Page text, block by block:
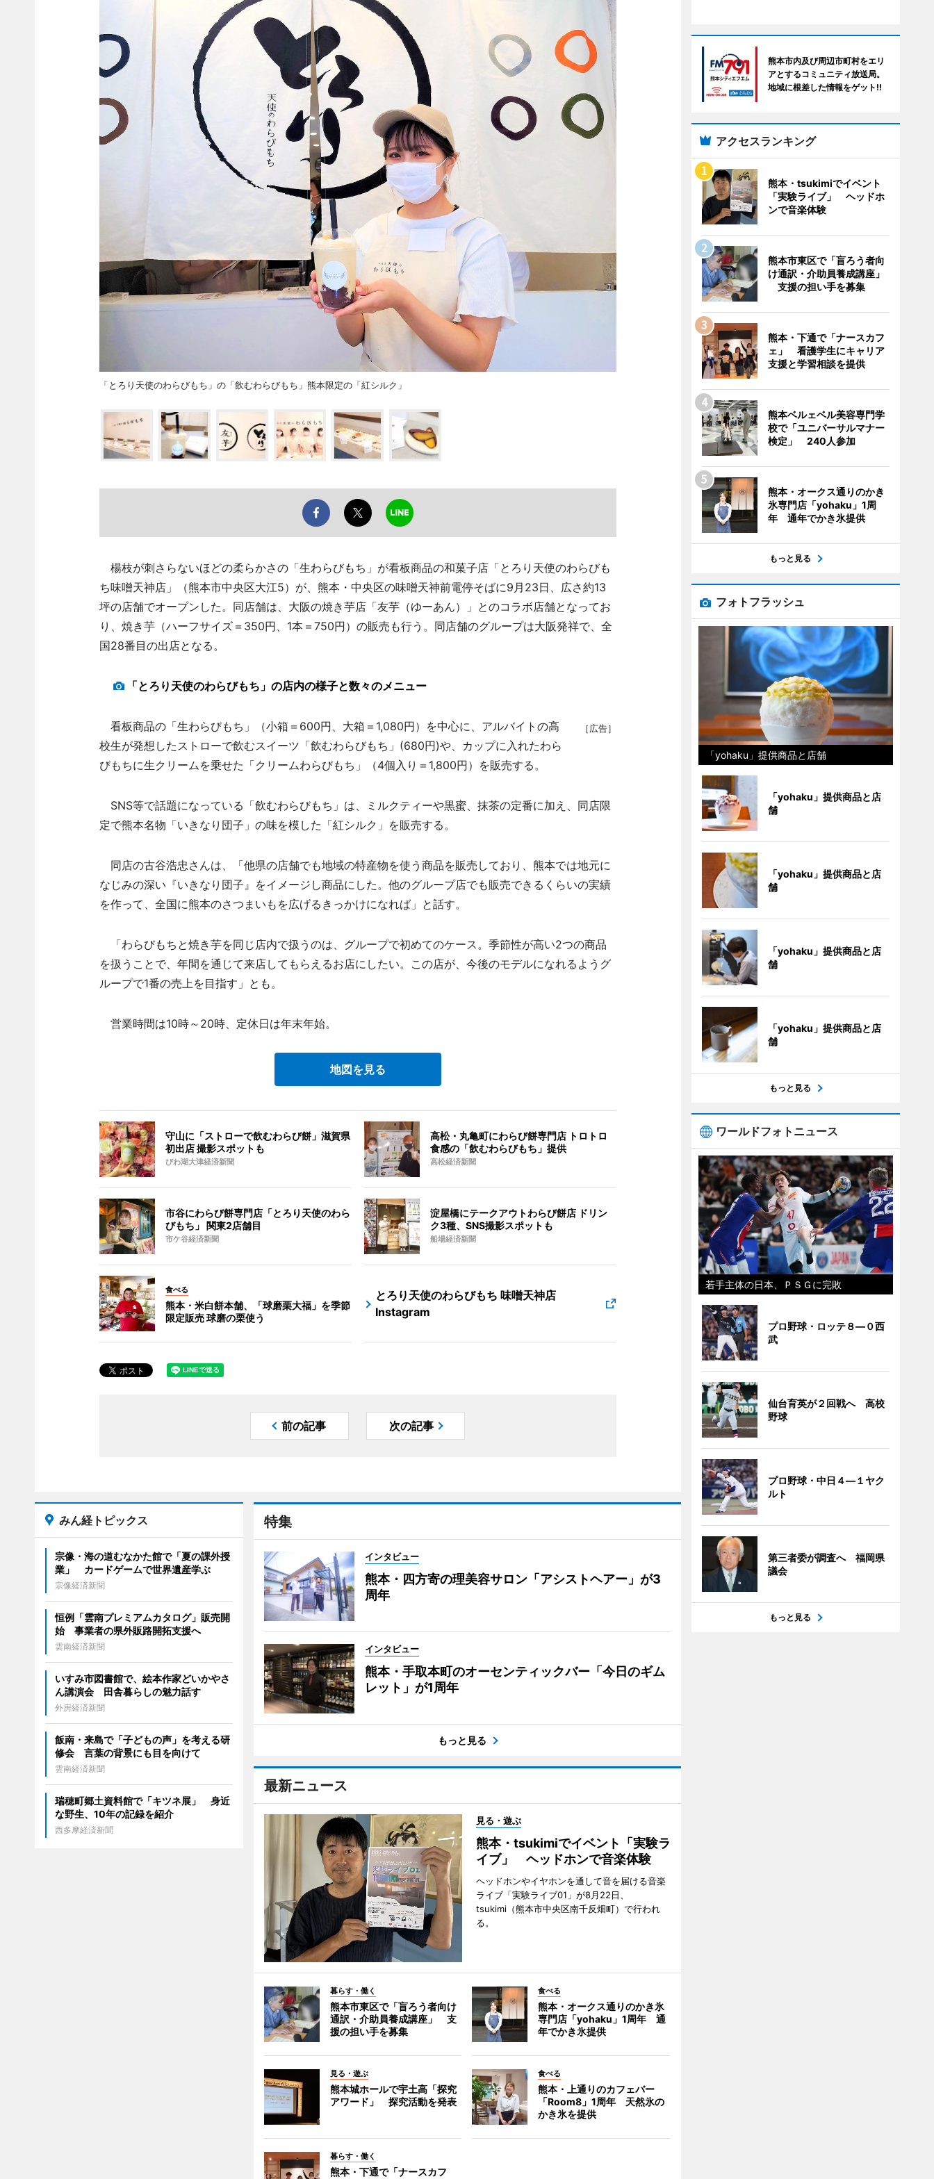
「とろり天使のわらびもち」の「飲むわらびもち」熊本限定の「紅シルク」
楊枝が刺さらないほどの柔らかさの「生わらびもち」が看板商品の和菓子店「とろり天使のわらびも
ち味噌天神店」（熊本市中央区大江5）が、熊本・中央区の味噌天神前電停そばに9月23日、広さ約13
坪の店舗でオープンした。同店舗は、大阪の焼き芋店「友芋（ゆーあん）」とのコラボ店舗となってお
り、焼き芋（ハーフサイズ＝350円、1本＝750円）の販売も行う。同店舗のグループは大阪発祥で、全
国28番目の出店となる。
「とろり天使のわらびもち」の店内の様子と数々のメニュー
［広告］
看板商品の「生わらびもち」（小箱＝600円、大箱＝1,080円）を中心に、アルバイトの高
校生が発想したストローで飲むスイーツ「飲むわらびもち」(680円)や、カップに入れたわら
びもちに生クリームを乗せた「クリームわらびもち」（4個入り＝1,800円）を販売する。
SNS等で話題になっている「飲むわらびもち」は、ミルクティーや黒蜜、抹茶の定番に加え、同店限
定で熊本名物「いきなり団子」の味を模した「紅シルク」を販売する。
同店の古谷浩忠さんは、「他県の店舗でも地域の特産物を使う商品を販売しており、熊本では地元に
なじみの深い『いきなり団子』をイメージし商品にした。他のグループ店でも販売できるくらいの実績
を作って、全国に熊本のさつまいもを広げるきっかけになれば」と話す。
「わらびもちと焼き芋を同じ店内で扱うのは、グループで初めてのケース。季節性が高い2つの商品
を扱うことで、年間を通じて来店してもらえるお店にしたい。この店が、今後のモデルになれるようグ
ループで1番の売上を目指す」とも。
営業時間は10時～20時、定休日は年末年始。
地図を見る
守山に「ストローで飲むわらび餅」滋賀県
初出店 撮影スポットも
びわ湖大津経済新聞
高松・丸亀町にわらび餅専門店 トロトロ
食感の「飲むわらびもち」提供
高松経済新聞
市谷にわらび餅専門店「とろり天使のわら
びもち」 関東2店舗目
市ケ谷経済新聞
淀屋橋にテークアウトわらび餅店 ドリン
ク3種、SNS撮影スポットも
船場経済新聞
食べる
熊本・米白餅本舗、「球磨栗大福」を季節
限定販売 球磨の栗使う
とろり天使のわらびもち 味噌天神店
Instagram
前の記事 次の記事
特集
インタビュー
熊本・四方寄の理美容サロン「アシストヘアー」が3
周年
インタビュー
熊本・手取本町のオーセンティックバー「今日のギム
レット」が1周年
もっと見る
最新ニュース
見る・遊ぶ
熊本・tsukimiでイベント「実験ラ
イブ」 ヘッドホンで音楽体験
ヘッドホンやイヤホンを通して音を届ける音楽
ライブ「実験ライブ01」が8月22日、
tsukimi（熊本市中央区南千反畑町）で行われ
る。
暮らす・働く
熊本市東区で「盲ろう者向け
通訳・介助員養成講座」 支
援の担い手を募集
食べる
熊本・オークス通りのかき氷
専門店「yohaku」1周年 通
年でかき氷提供
見る・遊ぶ
熊本城ホールで宇土高「探究
アワード」 探究活動を発表
食べる
熊本・上通りのカフェバー
「Room8」1周年 天然氷の
かき氷を提供
暮らす・働く
熊本・下通で「ナースカフ
みん経トピックス
宗像・海の道むなかた館で「夏の課外授
業」 カードゲームで世界遺産学ぶ
宗像経済新聞
恒例「雲南プレミアムカタログ」販売開
始 事業者の県外販路開拓支援へ
雲南経済新聞
いすみ市図書館で、絵本作家どいかやさ
ん講演会 田舎暮らしの魅力話す
外房経済新聞
飯南・来島で「子どもの声」を考える研
修会 言葉の背景にも目を向けて
雲南経済新聞
瑞穂町郷土資料館で「キツネ展」 身近
な野生、10年の記録を紹介
西多摩経済新聞
熊本市内及び周辺市町村をエリ
アとするコミュニティ放送局。
地域に根差した情報をゲット!!
アクセスランキング
熊本・tsukimiでイベント
「実験ライブ」 ヘッドホ
ンで音楽体験
熊本市東区で「盲ろう者向
け通訳・介助員養成講座」
支援の担い手を募集
熊本・下通で「ナースカフ
ェ」 看護学生にキャリア
支援と学習相談を提供
熊本ベルェベル美容専門学
校で「ユニバーサルマナー
検定」 240人参加
熊本・オークス通りのかき
氷専門店「yohaku」1周
年 通年でかき氷提供
もっと見る
フォトフラッシュ
「yohaku」提供商品と店舗
「yohaku」提供商品と店
舗
「yohaku」提供商品と店
舗
「yohaku」提供商品と店
舗
「yohaku」提供商品と店
舗
もっと見る
ワールドフォトニュース
若手主体の日本、ＰＳＧに完敗
プロ野球・ロッテ８―０西
武
仙台育英が２回戦へ 高校
野球
プロ野球・中日４―１ヤク
ルト
第三者委が調査へ 福岡県
議会
もっと見る